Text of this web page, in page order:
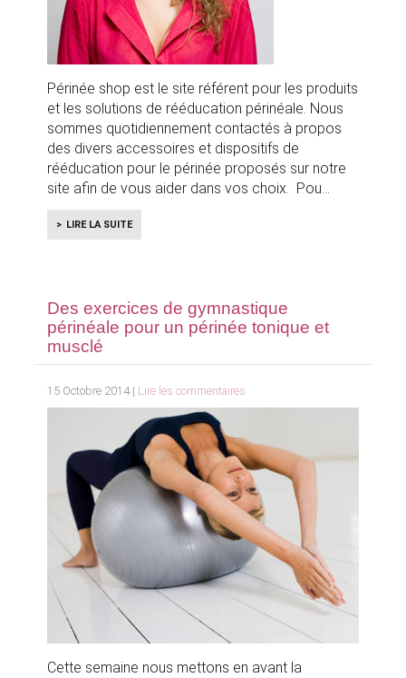
Périnée shop est le site référent pour les produits
et les solutions de rééducation périnéale. Nous
sommes quotidiennement contactés à propos
des divers accessoires et dispositifs de
rééducation pour le périnée proposés sur notre
site afin de vous aider dans vos choix. Pou
LIRE LA SUITE
Des exercices de gymnastique
périnéale pour un périnée tonique et
musclé
15 Octobre 2014 | Lire les commentaires
Cette semaine nous mettons en avant la